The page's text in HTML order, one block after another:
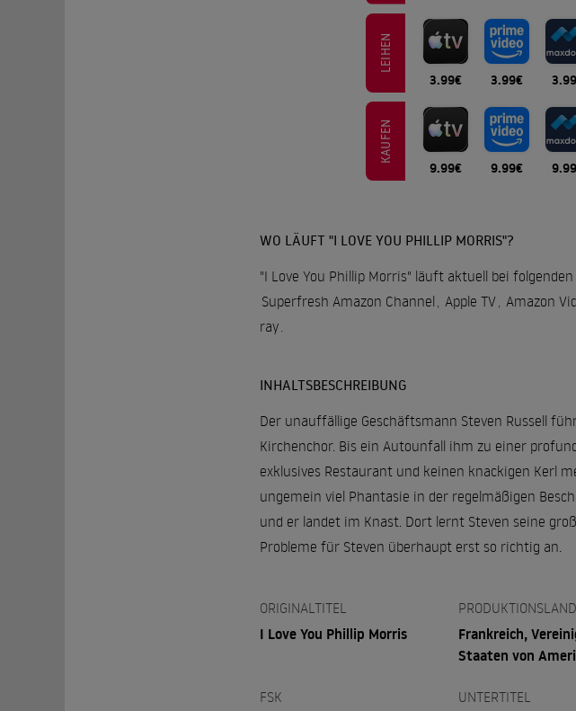
LEIHEN
3.99€ 3.99€
KAUFEN
9.99€ 9.99€
WO LÄUFT "I LOVE YOU PHILLIP MORRIS"?
"I Love You Phillip Morris" läuft aktuell bei
Superfresh Amazon Channel
Apple TV Amazon
ray
INHALTSBESCHREIBUNG
Der unauffällige Geschäftsmann Steven Russell
Kirchenchor. Bis ein Autounfall ihm zu einer
exklusives Restaurant und keinen knackigen Kerl
ungemein viel Phantasie in der regelmäßigen
und er landet im Knast. Dort lernt Steven seine
Probleme für Steven überhaupt erst so richtig an.
ORIGINALTITEL
I Love You Phillip Morris
PRODUKTIONSLAND
Frankreich,
Staaten von
FSK UNTERTITEL